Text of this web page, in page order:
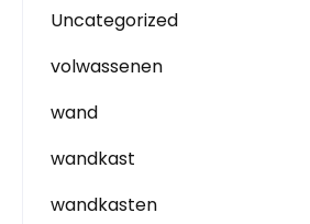
Uncategorized
volwassenen
wand
wandkast
wandkasten